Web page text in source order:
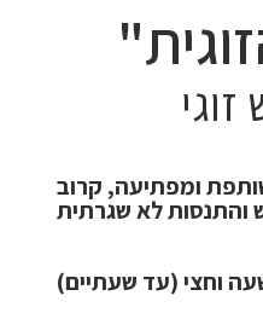
ומפתיעה, קרוב
והתנסות לא שגרתית
וחצי (עד שעתיים)